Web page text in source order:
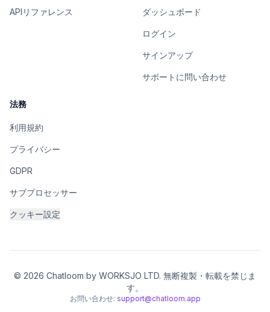
APIリファレンス ダッシュボード
ログイン
サインアップ
サポートに問い合わせ
法務
利用規約
プライバシー
GDPR
サブプロセッサー
クッキー設定
© 2026 Chatloom by WORKSJO LTD. 無断複製・転載を禁じま
す。
お問い合わせ: support@chatloom.app